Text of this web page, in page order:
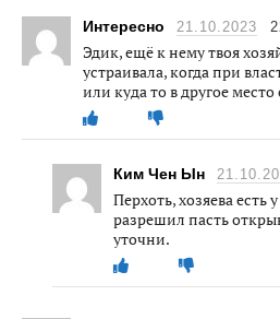
Интересно 21.10.2023
Эдик, ещё к нему твоя
устраивала, когда при
или куда то в другое
Ким Чен Ын
Перхоть, хозяева есть
разрешил пасть
уточни.